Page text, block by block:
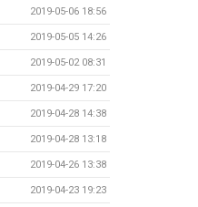
2019-05-06 18:56
2019-05-05 14:26
2019-05-02 08:31
2019-04-29 17:20
2019-04-28 14:38
2019-04-28 13:18
2019-04-26 13:38
2019-04-23 19:23